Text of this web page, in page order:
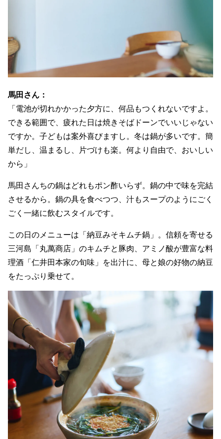
馬田さん：
「電池が切れかかった夕方に、何品もつくれないですよ。
できる範囲で、疲れた日は焼きそばドーンでいいじゃない
ですか。子どもは案外喜びますし。冬は鍋が多いです。簡
単だし、温まるし、片づけも楽。何より自由で、おいしい
から」
馬田さんちの鍋はどれもポン酢いらず。鍋の中で味を完結
させるから。鍋の具を食べつつ、汁もスープのようにごく
ごく一緒に飲むスタイルです。
この日のメニューは「納豆みそキムチ鍋」。信頼を寄せる
三河島「丸萬商店」のキムチと豚肉、アミノ酸が豊富な料
理酒「仁井田本家の旬味」を出汁に、母と娘の好物の納豆
をたっぷり乗せて。